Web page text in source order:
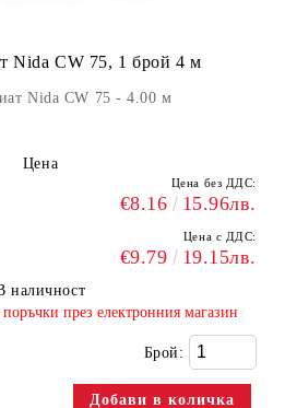
Nida CW 75, 1 брой 4 м
Nida CW 75 - 4.00 м
Цена
Цена без ДДС:
€8.16 15.96лв.
Цена с ДДС:
€9.79 19.15лв.
наличност
през електронния магазин
Брой: